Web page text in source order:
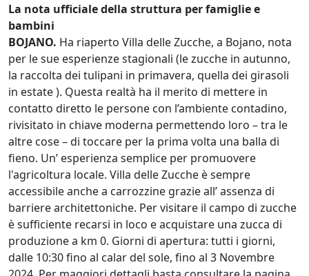
La nota ufficiale della struttura per famiglie e
bambini
BOJANO. Ha riaperto Villa delle Zucche, a Bojano, nota
per le sue esperienze stagionali (le zucche in autunno,
la raccolta dei tulipani in primavera, quella dei girasoli
in estate ). Questa realtà ha il merito di mettere in
contatto diretto le persone con l’ambiente contadino,
rivisitato in chiave moderna permettendo loro – tra le
altre cose – di toccare per la prima volta una balla di
fieno. Un’ esperienza semplice per promuovere
l'agricoltura locale. Villa delle Zucche è sempre
accessibile anche a carrozzine grazie all’ assenza di
barriere architettoniche. Per visitare il campo di zucche
è sufficiente recarsi in loco e acquistare una zucca di
produzione a km 0. Giorni di apertura: tutti i giorni,
dalle 10:30 fino al calar del sole, fino al 3 Novembre